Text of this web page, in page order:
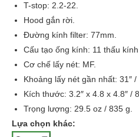
T-stop: 2.2-22.
Hood gắn rời.
Đường kính filter: 77mm.
Cấu tạo ống kính: 11 thấu
Cơ chế lấy nét: MF.
Khoảng lấy nét gần nhất: 31″ /
Kích thước: 3.2″ x 4.8 x 4.8″ /
Trọng lượng: 29.5 oz / 835 g.
Lựa chọn khác: